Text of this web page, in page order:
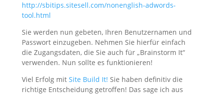
http://sbitips.sitesell.com/nonenglish-adwords-
tool.html
Sie werden nun gebeten, Ihren Benutzernamen und
Passwort einzugeben. Nehmen Sie hierfür einfach
die Zugangsdaten, die Sie auch für „Brainstorm It“
verwenden. Nun sollte es funktionieren!
Viel Erfolg mit Site Build It! Sie haben definitiv die
richtige Entscheidung getroffen! Das sage ich aus